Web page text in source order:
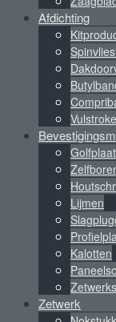
Afdichting
Lijmen
Kalotten
Zetwerk